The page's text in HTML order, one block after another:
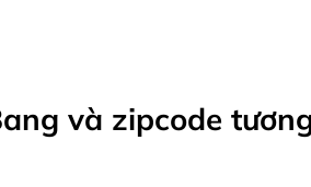
và zipcode